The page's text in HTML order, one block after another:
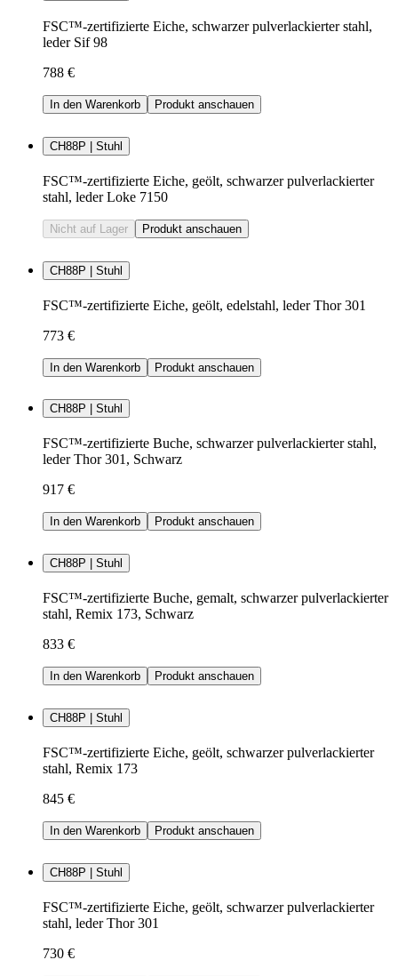
FSC™-zertifizierte Eiche, schwarzer pulverlackierter stahl,
leder Sif 98
788 €
In den Warenkorb Produkt anschauen
CH88P | Stuhl
FSC™-zertifizierte Eiche, geölt, schwarzer pulverlackierter
stahl, leder Loke 7150
Nicht auf Lager Produkt anschauen
CH88P | Stuhl
FSC™-zertifizierte Eiche, geölt, edelstahl, leder Thor 301
773 €
In den Warenkorb Produkt anschauen
CH88P | Stuhl
FSC™-zertifizierte Buche, schwarzer pulverlackierter stahl,
leder Thor 301, Schwarz
917 €
In den Warenkorb Produkt anschauen
CH88P | Stuhl
FSC™-zertifizierte Buche, gemalt, schwarzer pulverlackierter
stahl, Remix 173, Schwarz
833 €
In den Warenkorb Produkt anschauen
CH88P | Stuhl
FSC™-zertifizierte Eiche, geölt, schwarzer pulverlackierter
stahl, Remix 173
845 €
In den Warenkorb Produkt anschauen
CH88P | Stuhl
FSC™-zertifizierte Eiche, geölt, schwarzer pulverlackierter
stahl, leder Thor 301
730 €